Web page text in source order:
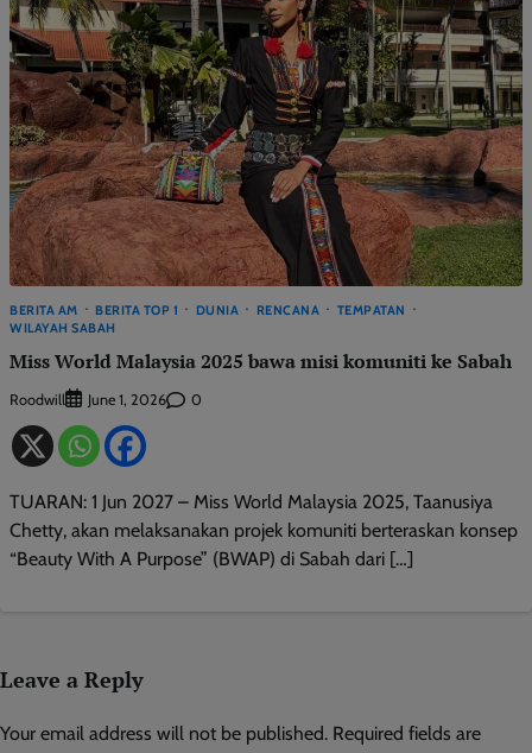
BERITA AM BERITA TOP 1 DUNIA RENCANA
TEMPATAN
WILAYAH SABAH
Miss World Malaysia 2025 bawa misi komuniti ke Sabah
Roodwill June 1, 2026 0
TUARAN: 1 Jun 2027 – Miss World Malaysia 2025, Taanusiya
Chetty, akan melaksanakan projek komuniti berteraskan konsep
“Beauty With A Purpose” (BWAP) di Sabah dari […]
Leave a Reply
Your email address will not be published. Required fields are